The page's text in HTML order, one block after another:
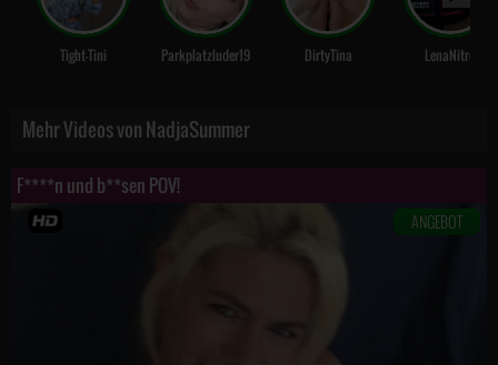
Tight-Tini Parkplatzluder19 DirtyTina LenaNitro
Mehr Videos von NadjaSummer
F****n und b**sen POV!
ANGEBOT